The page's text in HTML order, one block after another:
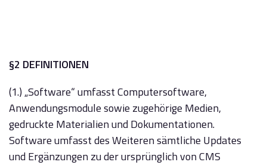
§2 DEFINITIONEN
(1.) „Software“ umfasst Computersoftware,
Anwendungsmodule sowie zugehörige Medien,
gedruckte Materialien und Dokumentationen.
Software umfasst des Weiteren sämtliche Updates
und Ergänzungen zu der ursprünglich von CMS